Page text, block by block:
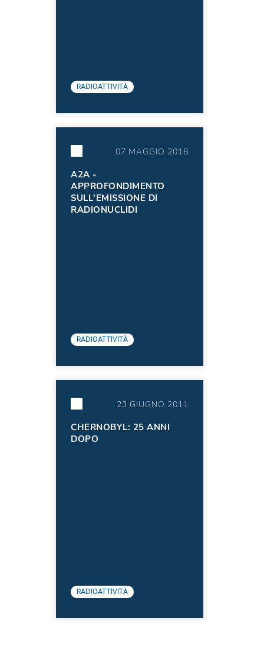
RADIOATTIVITÀ
07 MAGGIO 2018
A2A -
APPROFONDIMENTO
SULL'EMISSIONE DI
RADIONUCLIDI
RADIOATTIVITÀ
23 GIUGNO 2011
CHERNOBYL: 25 ANNI
DOPO
RADIOATTIVITÀ